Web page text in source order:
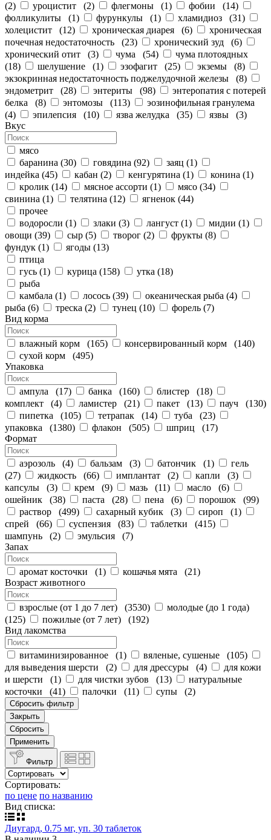
(2) уроцистит (2) флегмоны (1) фобии (14)
фолликулиты (1) фурункулы (1) хламидиоз (31)
холецистит (12) хроническая диарея (6)
хроническая
почечная недостаточность (23) хронический зуд (6)
хронический отит (3) чума (54)
чума плотоядных
(18) шелушение (1) эзофагит (25) экземы (8)
экзокринная недостаточность поджелудочной железы (8)
эндометрит (28) энтериты (98)
энтеропатия с потерей
белка (8) энтомозы (113)
эозинофильная гранулема
(4) эпилепсия (10) язва желудка (35) язвы (3)
Вкус
мясо
баранина (30) говядина (92) заяц (1)
индейка (45) кабан (2) кенгурятина (1) конина (1)
кролик (14) мясное ассорти (1) мясо (34)
свинина (1) телятина (12) ягненок (44)
прочее
водоросли (1) злаки (3) лангуст (1) мидии (1)
овощи (39) сыр (5) творог (2) фрукты (8)
фундук (1) ягоды (13)
птица
гусь (1) курица (158) утка (18)
рыба
камбала (1) лосось (39) океаническая рыба (4)
рыба (6) треска (2) тунец (10) форель (7)
Вид корма
влажный корм (165) консервированный корм (140)
сухой корм (495)
Упаковка
ампула (17) банка (160) блистер (18)
комплект (4) ламистер (21) пакет (13) пауч (130)
пипетка (105) тетрапак (14) туба (23)
упаковка (1380) флакон (505) шприц (17)
Формат
аэрозоль (4) бальзам (3) батончик (1)
гель
(27) жидкость (66) имплантат (2) капли (3)
капсулы (3) крем (9) мазь (11) масло (6)
ошейник (38) паста (28) пена (6) порошок (99)
раствор (499) сахарный кубик (3) сироп (1)
спрей (66) суспензия (83) таблетки (415)
шампунь (2) эмульсия (7)
Запах
аромат косточки (1) кошачья мята (21)
Возраст животного
взрослые (от 1 до 7 лет) (3530)
молодые (до 1 года)
(125) пожилые (от 7 лет) (192)
Вид лакомства
витаминизированное (1) вяленые, сушеные (105)
для выведения шерсти (2) для дрессуры (4)
для кожи
и шерсти (1) для чистки зубов (13)
натуральные
косточки (41) палочки (11) супы (2)
Сбросить фильтр
Закрыть
Сбросить
Применить
Фильтр
Сортировать:
по цене по названию
Вид списка:
Диугард, 0.75 мг, уп. 30 таблеток